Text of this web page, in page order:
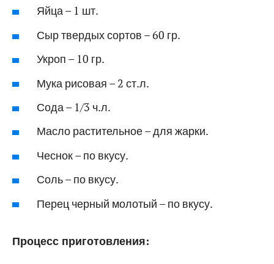
Яйца – 1 шт.
Сыр твердых сортов – 60 гр.
Укроп – 10 гр.
Мука рисовая – 2 ст.л.
Сода – 1/3 ч.л.
Масло растительное – для жарки.
Чеснок – по вкусу.
Соль – по вкусу.
Перец черный молотый – по вкусу.
Процесс приготовления: